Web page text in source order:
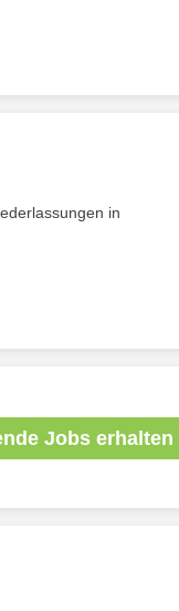
in
Jobs erhalten